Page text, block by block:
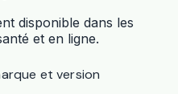
disponible dans les
et en ligne.
et version